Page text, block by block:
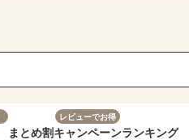
まとめ割
レビューでお得
キャンペーンランキング